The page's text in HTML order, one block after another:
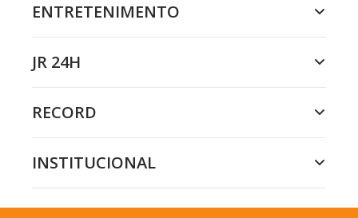
ENTRETENIMENTO
JR 24H
RECORD
INSTITUCIONAL